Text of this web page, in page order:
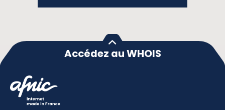
Accédez au WHOIS